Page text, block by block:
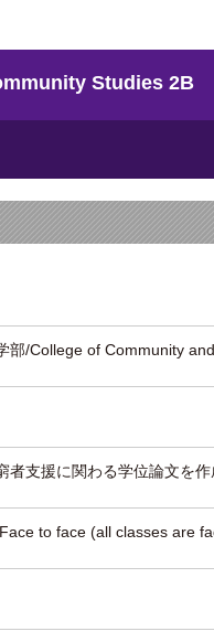
Studies 2B
部/College of Community
者支援に関わる学位論文を作
to face (all classes are